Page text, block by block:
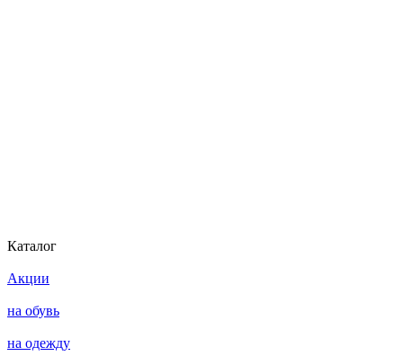
Каталог
Акции
на обувь
на одежду